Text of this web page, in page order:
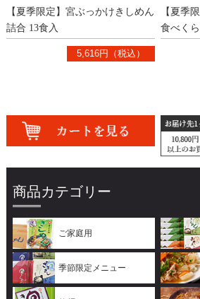
【夏季限定】宮ぶっかけきしめん
詰合 13食入
5,616円（税込）
【夏季
食べく
商品カテゴリー
ご家庭用
季節限定メニュー